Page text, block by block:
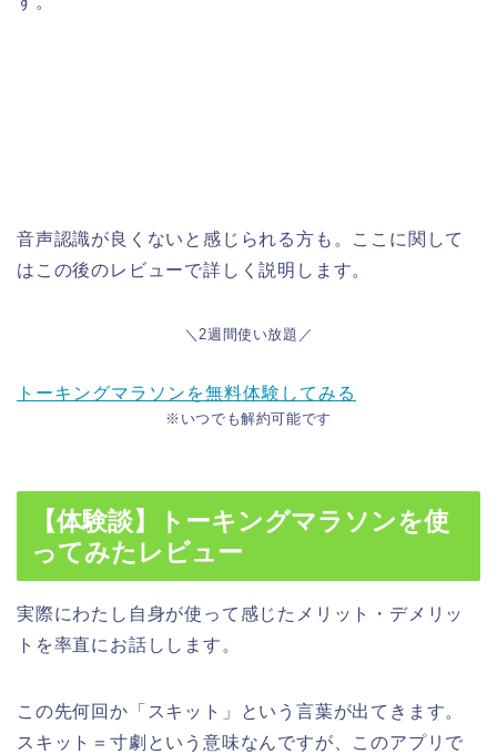
音声認識が良くないと感じられる方も。ここに関して
はこの後のレビューで詳しく説明します。
＼2週間使い放題／
トーキングマラソンを無料体験してみる
※いつでも解約可能です
【体験談】トーキングマラソンを使
ってみたレビュー
実際にわたし自身が使って感じたメリット・デメリッ
トを率直にお話しします。
この先何回か「スキット」という言葉が出てきます。
スキット＝寸劇という意味なんですが、このアプリで